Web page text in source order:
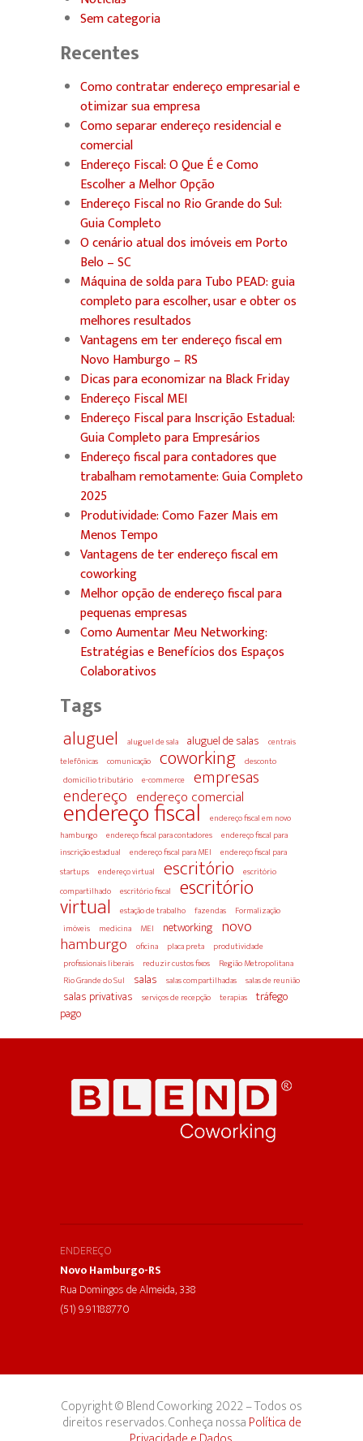
Sem categoria
Recentes
Como contratar endereço empresarial e
otimizar sua empresa
Como separar endereço residencial e
comercial
Endereço Fiscal: O Que É e Como
Escolher a Melhor Opção
Endereço Fiscal no Rio Grande do Sul:
Guia Completo
O cenário atual dos imóveis em Porto
Belo – SC
Máquina de solda para Tubo PEAD: guia
completo para escolher, usar e obter os
melhores resultados
Vantagens em ter endereço fiscal em
Novo Hamburgo – RS
Dicas para economizar na Black Friday
Endereço Fiscal MEI
Endereço Fiscal para Inscrição Estadual:
Guia Completo para Empresários
Endereço fiscal para contadores que
trabalham remotamente: Guia Completo
2025
Produtividade: Como Fazer Mais em
Menos Tempo
Vantagens de ter endereço fiscal em
coworking
Melhor opção de endereço fiscal para
pequenas empresas
Como Aumentar Meu Networking:
Estratégias e Benefícios dos Espaços
Colaborativos
Tags
aluguel aluguel de sala aluguel de salas
centrais
telefônicas
comunicação coworking
desconto
domicílio tributário
e-commerce empresas
endereço endereço comercial
endereço fiscal
endereço fiscal em novo
hamburgo
endereço fiscal para contadores
endereço fiscal para
inscrição estadual
endereço fiscal para MEI
endereço fiscal para
startups
endereço virtual escritório
escritório
compartilhado
escritório fiscal escritório
virtual estação de trabalho fazendas
Formalização
imóveis
medicina MEI networking novo
hamburgo oficina placa preta
produtividade
profissionais liberais
reduzir custos fixos
Região Metropolitana
Rio Grande do Sul
salas salas compartilhadas salas de reunião
salas privativas serviços de recepção terapias
tráfego
pago
ENDEREÇO
Novo Hamburgo-RS
Rua Domingos de Almeida, 338
(51) 9.9118.8770
Copyright © Blend Coworking 2022 – Todos os
direitos reservados. Conheça nossaPolítica de